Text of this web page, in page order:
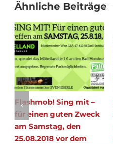
Ähnliche Beiträge
Flashmob! Sing mit –
für einen guten Zweck
am Samstag, den
25.08.2018 vor dem